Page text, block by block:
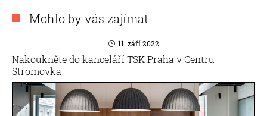
Mohlo by vás zajímat
11. září 2022
Nakoukněte do kanceláří TSK Praha v Centru
Stromovka